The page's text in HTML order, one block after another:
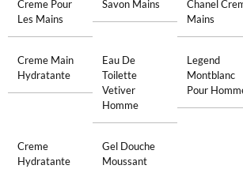
Creme Pour
Les Mains
Savon Mains
Chanel
Mains
Creme Main
Hydratante
Eau De
Toilette
Vetiver
Homme
Legend
Montblanc
Pour
Creme
Hydratante
Gel Douche
Moussant